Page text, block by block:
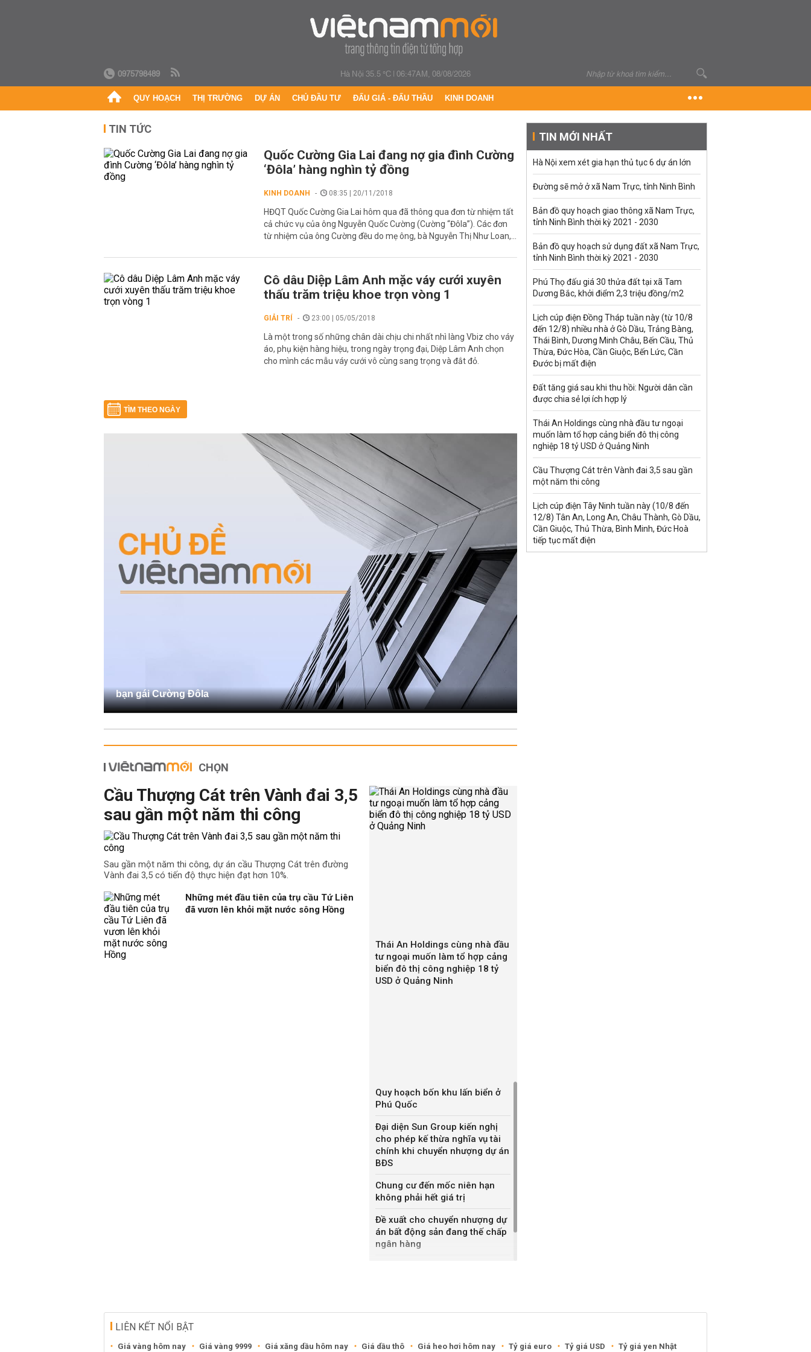
0975798489 Hà Nội 35.5 °C|06:47AM, 08/08/2026
QUY HOẠCH THỊ TRƯỜNG DỰ ÁN CHỦ ĐẦU TƯ ĐẤU GIÁ - ĐẤU THẦU KINH DOANH
TIN TỨC
Quốc Cường Gia Lai đang nợ gia đình Cường
‘Đôla’ hàng nghìn tỷ đồng
KINH DOANH 08:35 | 20/11/2018
HĐQT Quốc Cường Gia Lai hôm qua đã thông qua đơn từ nhiệm tất
cả chức vụ của ông Nguyễn Quốc Cường (Cường “Đôla”). Các đơn
từ nhiệm của ông Cường đều do mẹ ông, bà Nguyễn Thị Như Loan,...
Cô dâu Diệp Lâm Anh mặc váy cưới xuyên
thấu trăm triệu khoe trọn vòng 1
GIẢI TRÍ 23:00 | 05/05/2018
Là một trong số những chân dài chịu chi nhất nhì làng Vbiz cho váy
áo, phụ kiện hàng hiệu, trong ngày trọng đại, Diệp Lâm Anh chọn
cho mình các mẫu váy cưới vô cùng sang trọng và đắt đỏ.
TÌM THEO NGÀY
bạn gái Cường Đôla
CHỌN
Cầu Thượng Cát trên Vành đai 3,5
sau gần một năm thi công
Sau gần một năm thi công, dự án cầu Thượng Cát trên đường
Vành đai 3,5 có tiến độ thực hiện đạt hơn 10%.
Những mét đầu tiên của trụ cầu Tứ Liên
đã vươn lên khỏi mặt nước sông Hồng
Thái An Holdings cùng nhà đầu
tư ngoại muốn làm tổ hợp cảng
biển đô thị công nghiệp 18 tỷ
USD ở Quảng Ninh
Quy hoạch bốn khu lấn biển ở
Phú Quốc
Đại diện Sun Group kiến nghị
cho phép kế thừa nghĩa vụ tài
chính khi chuyển nhượng dự án
BĐS
Chung cư đến mốc niên hạn
không phải hết giá trị
Đề xuất cho chuyển nhượng dự
án bất động sản đang thế chấp
ngân hàng
TIN MỚI NHẤT
Hà Nội xem xét gia hạn thủ tục 6 dự án lớn
Đường sẽ mở ở xã Nam Trực, tỉnh Ninh Bình
Bản đồ quy hoạch giao thông xã Nam Trực,
tỉnh Ninh Bình thời kỳ 2021 - 2030
Bản đồ quy hoạch sử dụng đất xã Nam Trực,
tỉnh Ninh Bình thời kỳ 2021 - 2030
Phú Thọ đấu giá 30 thửa đất tại xã Tam
Dương Bắc, khởi điểm 2,3 triệu đồng/m2
Lịch cúp điện Đồng Tháp tuần này (từ 10/8
đến 12/8) nhiều nhà ở Gò Dầu, Trảng Bàng,
Thái Bình, Dương Minh Châu, Bến Cầu, Thủ
Thừa, Đức Hòa, Cần Giuộc, Bến Lức, Cần
Đước bị mất điện
Đất tăng giá sau khi thu hồi: Người dân cần
được chia sẻ lợi ích hợp lý
Thái An Holdings cùng nhà đầu tư ngoại
muốn làm tổ hợp cảng biển đô thị công
nghiệp 18 tỷ USD ở Quảng Ninh
Cầu Thượng Cát trên Vành đai 3,5 sau gần
một năm thi công
Lịch cúp điện Tây Ninh tuần này (10/8 đến
12/8) Tân An, Long An, Châu Thành, Gò Dầu,
Cần Giuộc, Thủ Thừa, Bình Minh, Đức Hoà
tiếp tục mất điện
LIÊN KẾT NỔI BẬT
Giá vàng hôm nay Giá vàng 9999 Giá xăng dầu hôm nay Giá dầu thô Giá heo hơi hôm nay Tỷ giá euro Tỷ giá USD Tỷ giá yen Nhật